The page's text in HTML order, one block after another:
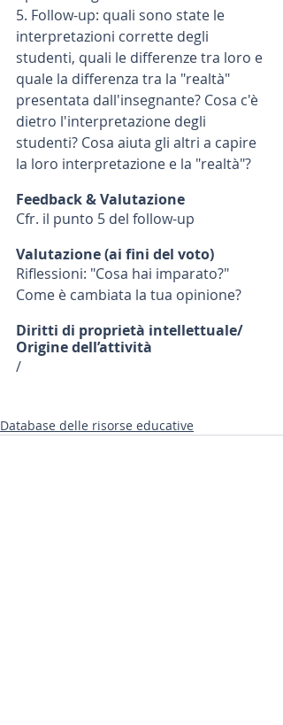
5. Follow-up: quali sono state le
interpretazioni corrette degli
studenti, quali le differenze tra loro e
quale la differenza tra la "realtà"
presentata dall'insegnante? Cosa c'è
dietro l'interpretazione degli
studenti? Cosa aiuta gli altri a capire
la loro interpretazione e la "realtà"?
Feedback & Valutazione
Cfr. il punto 5 del follow-up
Valutazione (ai fini del voto)
Riflessioni: "Cosa hai imparato?"
Come è cambiata la tua opinione?
Diritti di proprietà intellettuale/
Origine dell’attività
/
Database delle risorse educative